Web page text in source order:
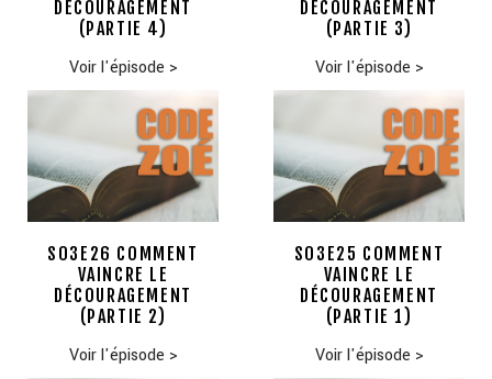
DÉCOURAGEMENT
(PARTIE 4)
Voir l'épisode >
DÉCOURAGEMENT
(PARTIE 3)
Voir l'épisode >
S03E26 COMMENT
VAINCRE LE
DÉCOURAGEMENT
(PARTIE 2)
Voir l'épisode >
S03E25 COMMENT
VAINCRE LE
DÉCOURAGEMENT
(PARTIE 1)
Voir l'épisode >